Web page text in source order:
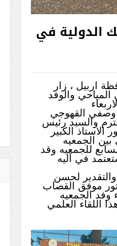
الدولية في
اربيل ، زار
المياحي والوفد
وصفي القهوجي
والسيد رئيس
الكبير
الجمعيه
للجمعيه وقد
في آليه
لحسن
موفق القصاب
وفد الجمعيه
اللقاء العلمي